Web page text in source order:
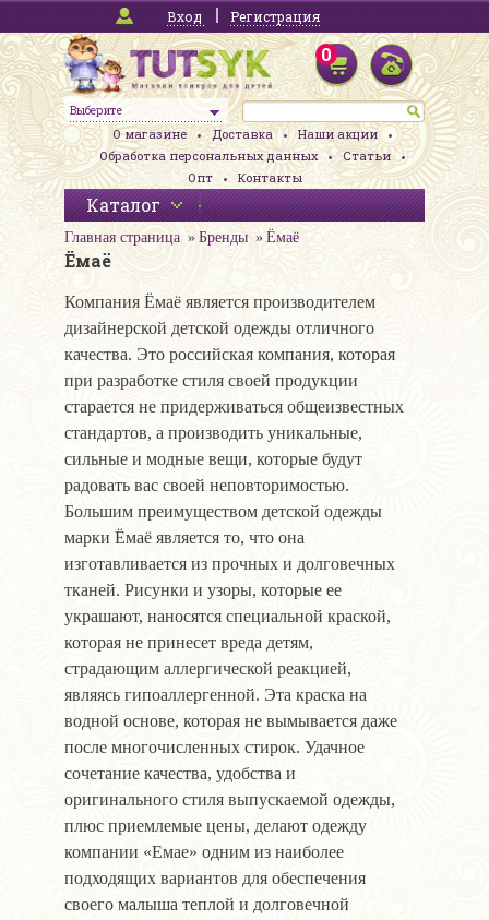
Вход Регистрация
Выберите
0
О магазине Доставка
Наши акции
Обработка персональных данных
Статьи
Опт
Контакты
Каталог
Главная страница Бренды Ёмаё
Ёмаё
Компания Ёмаё является производителем
дизайнерской детской одежды отличного
качества. Это российская компания, которая
при разработке стиля своей продукции
старается не придерживаться общеизвестных
стандартов, а производить уникальные,
сильные и модные вещи, которые будут
радовать вас своей неповторимостью.
Большим преимуществом детской одежды
марки Ёмаё является то, что она
изготавливается из прочных и долговечных
тканей. Рисунки и узоры, которые ее
украшают, наносятся специальной краской,
которая не принесет вреда детям,
страдающим аллергической реакцией,
являясь гипоаллергенной. Эта краска на
водной основе, которая не вымывается даже
после многочисленных стирок. Удачное
сочетание качества, удобства и
оригинального стиля выпускаемой одежды,
плюс приемлемые цены, делают одежду
компании «Емае» одним из наиболее
подходящих вариантов для обеспечения
своего малыша теплой и долговечной